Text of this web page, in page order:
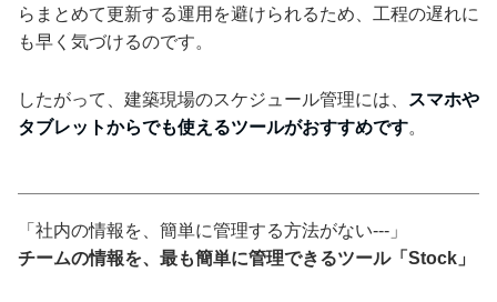
らまとめて更新する運用を避けられるため、工程の遅れに
も早く気づけるのです。
したがって、建築現場のスケジュール管理には、
スマホや
タブレットからでも使えるツールがおすすめです。
「社内の情報を、簡単に管理する方法がない---」
チームの情報を、最も簡単に管理できるツール「Stock」